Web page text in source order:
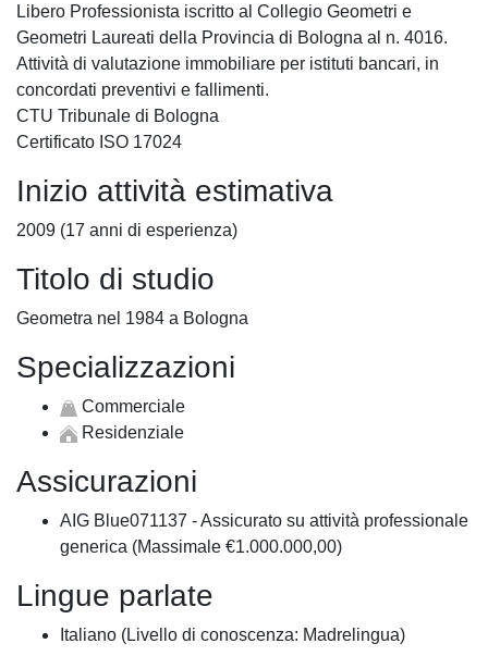
Libero Professionista iscritto al Collegio Geometri e
Geometri Laureati della Provincia di Bologna al n. 4016.
Attività di valutazione immobiliare per istituti bancari, in
concordati preventivi e fallimenti.
CTU Tribunale di Bologna
Certificato ISO 17024
Inizio attività estimativa
2009 (17 anni di esperienza)
Titolo di studio
Geometra nel 1984 a Bologna
Specializzazioni
Commerciale
Residenziale
Assicurazioni
AIG Blue071137 - Assicurato su attività professionale
generica (Massimale €1.000.000,00)
Lingue parlate
Italiano (Livello di conoscenza: Madrelingua)